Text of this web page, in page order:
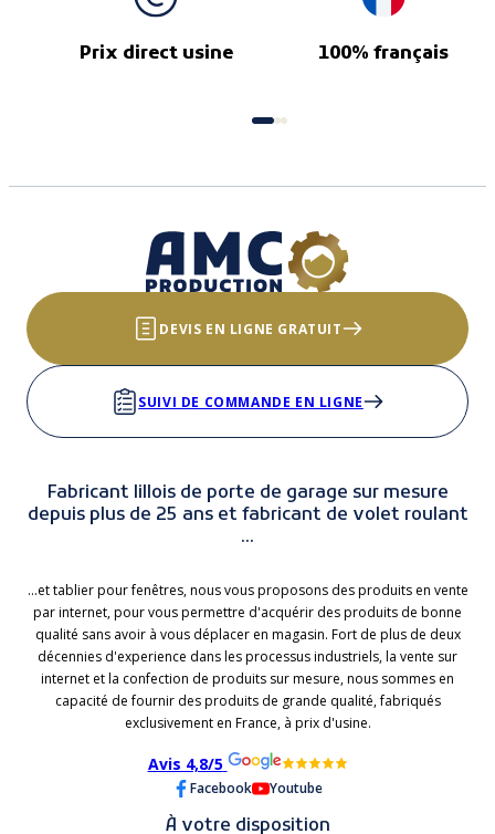
Prix direct usine 100% français
DEVIS EN LIGNE GRATUIT
SUIVI DE COMMANDE EN LIGNE
Fabricant lillois de porte de garage sur mesure
depuis plus de 25 ans et fabricant de volet roulant
...
...et tablier pour fenêtres, nous vous proposons des produits en vente
par internet, pour vous permettre d'acquérir des produits de bonne
qualité sans avoir à vous déplacer en magasin. Fort de plus de deux
décennies d'experience dans les processus industriels, la vente sur
internet et la confection de produits sur mesure, nous sommes en
capacité de fournir des produits de grande qualité, fabriqués
exclusivement en France, à prix d'usine.
Avis 4,8/5
Facebook Youtube
À votre disposition